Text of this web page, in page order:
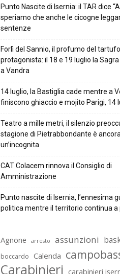
Punto Nascite di Isernia: il TAR dice
speriamo che anche le cicogne
sentenze
Forlì del Sannio, il profumo del
protagonista: il 18 e 19 luglio la
a Vandra
14 luglio, la Bastiglia cade mentre a
finiscono ghiaccio e mojito Parigi, 14
Teatro a mille metri, il silenzio
stagione di Pietrabbondante è ancora
un’incognita
CAT Colacem rinnova il Consiglio di
Amministrazione
Punto nascite di Isernia, l’ennesima
politica mentre il territorio continua a
Agnone arresto assunzioni
boccardo Calenda
Carabinieri carabinieri